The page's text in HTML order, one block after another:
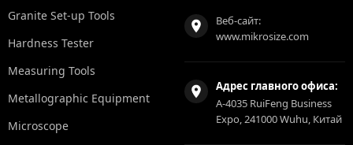
Granite Set-up Tools
Hardness Tester
Measuring Tools
Metallographic Equipment
Microscope
Веб-сайт:
www.mikrosize.com
Адрес главного офиса:
A-4035 RuiFeng Business
Expo, 241000 Wuhu, Китай